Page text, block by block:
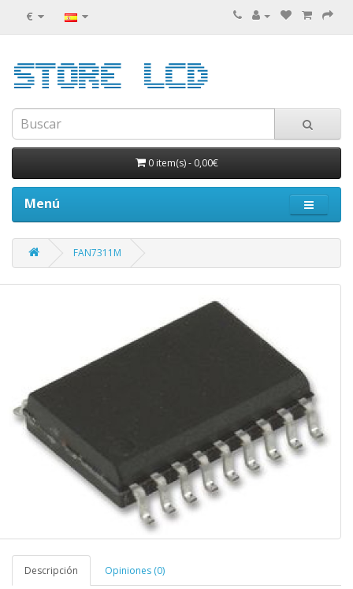
€
0 item(s)- 0,00€
Menú
FAN7311M
Descripción Opiniones (0)